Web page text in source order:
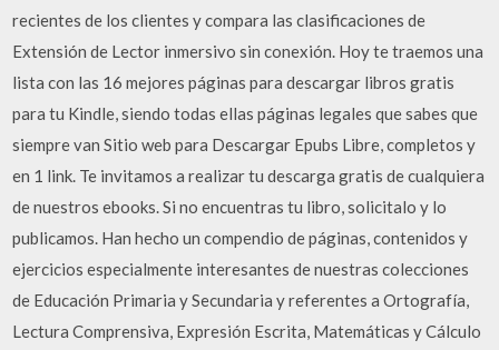
recientes de los clientes y compara las clasificaciones de
Extensión de Lector inmersivo sin conexión. Hoy te traemos una
lista con las 16 mejores páginas para descargar libros gratis
para tu Kindle, siendo todas ellas páginas legales que sabes que
siempre van Sitio web para Descargar Epubs Libre, completos y
en 1 link. Te invitamos a realizar tu descarga gratis de cualquiera
de nuestros ebooks. Si no encuentras tu libro, solicitalo y lo
publicamos. Han hecho un compendio de páginas, contenidos y
ejercicios especialmente interesantes de nuestras colecciones
de Educación Primaria y Secundaria y referentes a Ortografía,
Lectura Comprensiva, Expresión Escrita, Matemáticas y Cálculo